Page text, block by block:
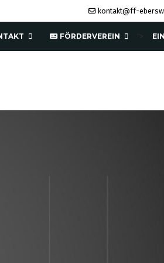
kontakt@ff-
FÖRDERVEREIN ">